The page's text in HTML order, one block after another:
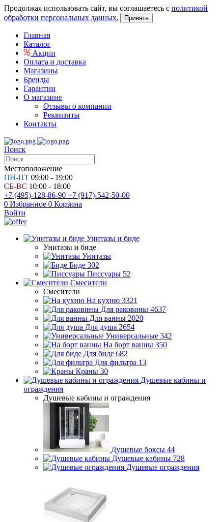
Продолжая использовать сайт, вы соглашаетесь с политикой
обработки персональных данных.
Принять
Главная
Каталог
Акции
Оплата и доставка
Магазины
Бренды
Гарантии
О магазине
Отзывы о компании
Реквизиты
Контакты
Поиск
Местоположение
ПН-ПТ 09:00 - 19:00
СБ-ВС 10:00 - 18:00
+7 (495)-128-86-90 +7 (917)-542-50-00
0 Избранное 0 Корзина
Войти
Унитазы и биде
Унитазы и биде
Унитазы
Биде 302
Писсуары 52
Смесители
Смесители
На кухню 3321
Для раковины 4637
Для ванны 2020
Для душа 2654
Универсальные 342
На борт ванны 350
Для биде 682
Для фильтра 13
Краны 30
Душевые кабины и
ограждения
Душевые кабины и ограждения
Душевые боксы 44
Душевые кабины 728
Душевые ограждения